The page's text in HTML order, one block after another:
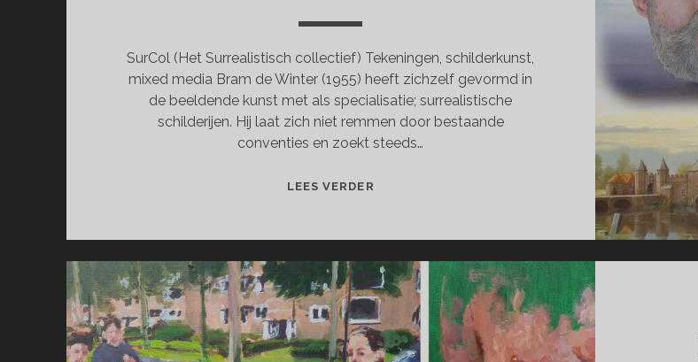
SurCol (Het Surrealistisch collectief) Tekeningen, schilderkunst,
mixed media Bram de Winter (1955) heeft zichzelf gevormd in
de beeldende kunst met als specialisatie; surrealistische
schilderijen. Hij laat zich niet remmen door bestaande
conventies en zoekt steeds…
LEES VERDER
(APRIL)